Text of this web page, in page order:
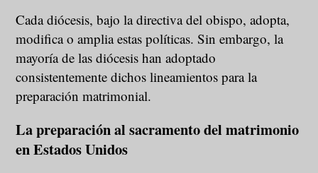
Cada diócesis, bajo la directiva del obispo, adopta,
modifica o amplia estas políticas. Sin embargo, la
mayoría de las diócesis han adoptado
consistentemente dichos lineamientos para la
preparación matrimonial.
La preparación al sacramento del matrimonio
en Estados Unidos